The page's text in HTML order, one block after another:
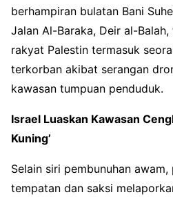
berhampiran bulatan Bani
Jalan Al-Baraka, Deir al-
rakyat Palestin termasuk
terkorban akibat serangan
kawasan tumpuan penduduk.
Israel Luaskan Kawasan
Kuning’
Selain siri pembunuhan
tempatan dan saksi